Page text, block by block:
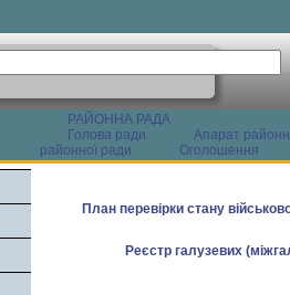
РАЙОННА РАДА
Голова ради
Апарат
районної ради
Оголошення
План перевірки стану
Реєстр галузевих